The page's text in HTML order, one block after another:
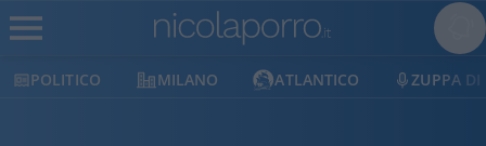
POLITICO MILANO ATLANTICO ZUPPA DI